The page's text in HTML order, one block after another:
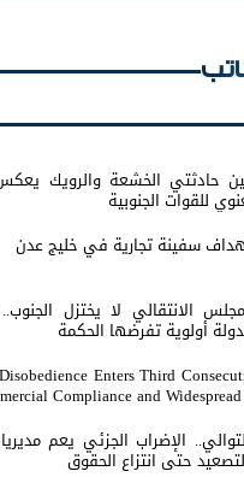
حادثتي الخشعة والرويك
للقوات الجنوبية
سفينة تجارية في خليج عدن
الانتقالي لا يختزل
أولوية تفرضها الحكمة
Enters Third
Compliance and
الإضراب الجزئي يعم
حتى انتزاع الحقوق